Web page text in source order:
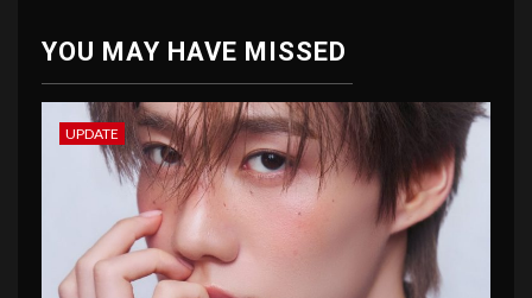
YOU MAY HAVE MISSED
UPDATE